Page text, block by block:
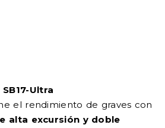
Ultra
el rendimiento de graves con
alta excursión y doble